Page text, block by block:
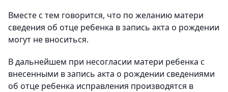
Вместе с тем говорится, что по желанию матери
сведения об отце ребенка в запись акта о рождении
могут не вноситься.
В дальнейшем при несогласии матери ребенка с
внесенными в запись акта о рождении сведениями
об отце ребенка исправления производятся в